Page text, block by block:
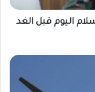
اليوم قبل الغد